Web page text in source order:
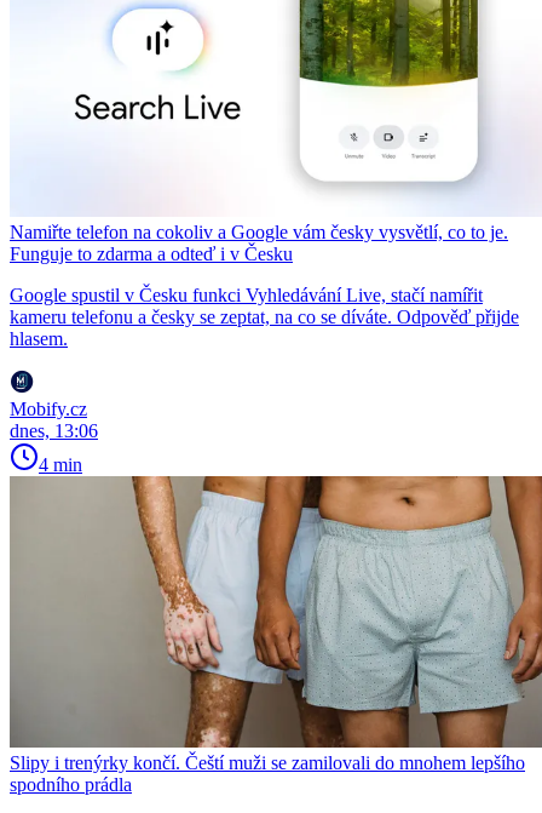
Namiřte telefon na cokoliv a Google vám česky vysvětlí, co to je.
Funguje to zdarma a odteď i v Česku
Google spustil v Česku funkci Vyhledávání Live, stačí namířit
kameru telefonu a česky se zeptat, na co se díváte. Odpověď přijde
hlasem.
Mobify.cz
dnes, 13:06
4 min
Slipy i trenýrky končí. Čeští muži se zamilovali do mnohem lepšího
spodního prádla